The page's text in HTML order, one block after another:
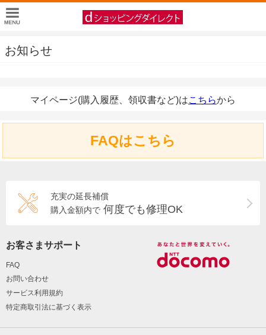
お知らせ
マイページ(購入履歴、領収書など)はこちらから
FAQはこちら
充実の延長補償
購入金額内で 何度でも修理OK
お客さまサポート
FAQ
お問い合わせ
サービス利用規約
特定商取引法に基づく表示